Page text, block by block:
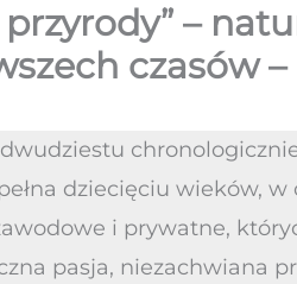
–
czasów –
dziecięciu wieków, w
i prywatne,
pasja, niezachwiana